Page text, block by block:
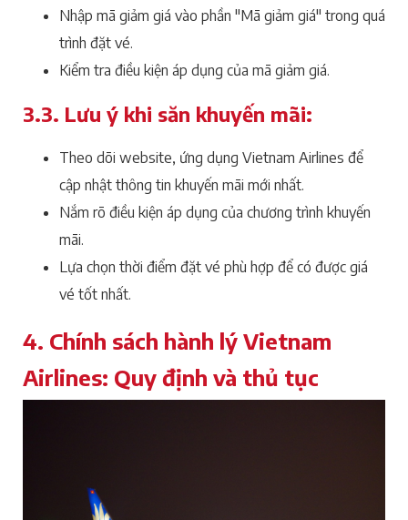
Nhập mã giảm giá vào phần "Mã giảm giá" trong quá
trình đặt vé.
Kiểm tra điều kiện áp dụng của mã giảm giá.
3.3. Lưu ý khi săn khuyến mãi:
Theo dõi website, ứng dụng Vietnam Airlines để
cập nhật thông tin khuyến mãi mới nhất.
Nắm rõ điều kiện áp dụng của chương trình khuyến
mãi.
Lựa chọn thời điểm đặt vé phù hợp để có được giá
vé tốt nhất.
4. Chính sách hành lý Vietnam
Airlines: Quy định và thủ tục